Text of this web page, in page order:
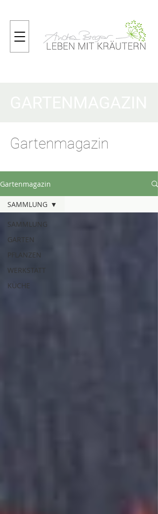
Gartenmagazin
Gartenmagazin
SAMMLUNG
GARTEN
PFLANZEN
WERKSTATT
KÜCHE
SAMMLUNG